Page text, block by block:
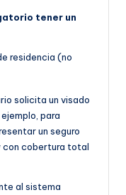
tener un
residencia (no
solicita un visado
para
un seguro
con cobertura total
al sistema